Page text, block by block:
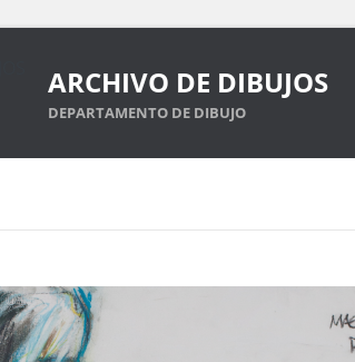
ARCHIVO DE DIBUJOS
DEPARTAMENTO DE DIBUJO